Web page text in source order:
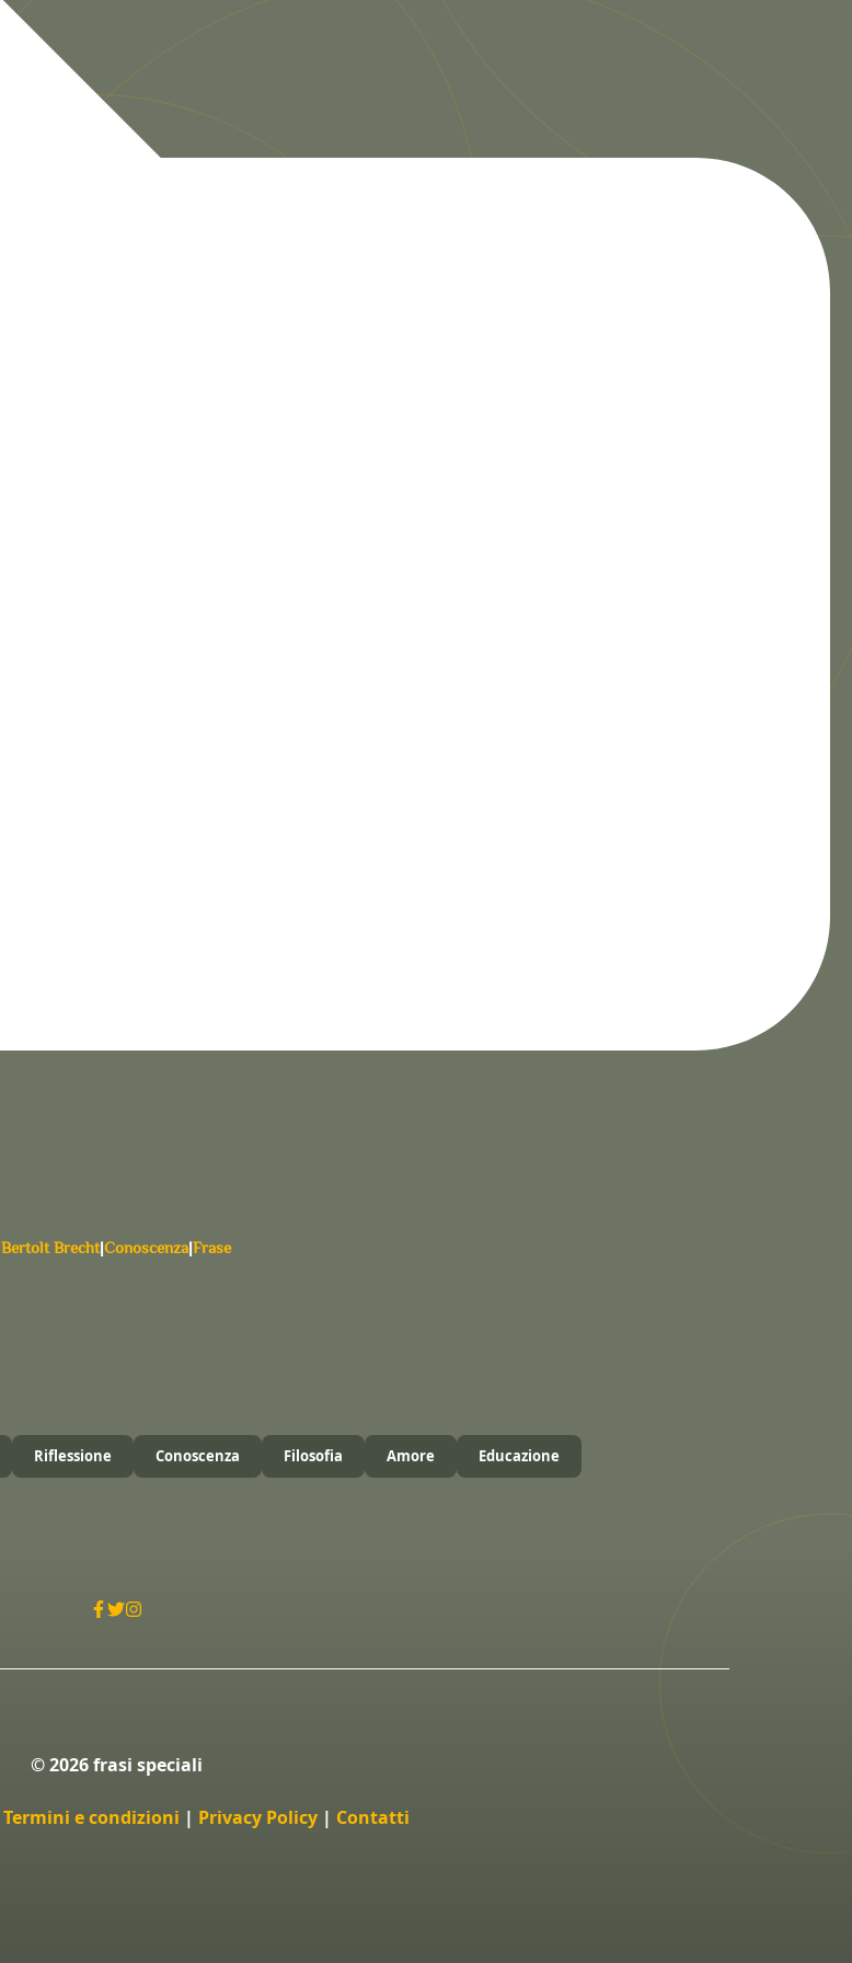
Bertolt Brecht|Conoscenza|Frase
Riflessione Conoscenza Filosofia Amore Educazione
© 2026 frasi speciali
Termini e condizioni | Privacy Policy | Contatti